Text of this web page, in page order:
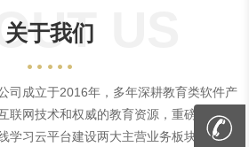
关于我们US
司成立于2016年，多年深耕教育类软件产
联网技术和权威的教育资源，重磅推出教
学习云平台建设两大主营业务板块。2019